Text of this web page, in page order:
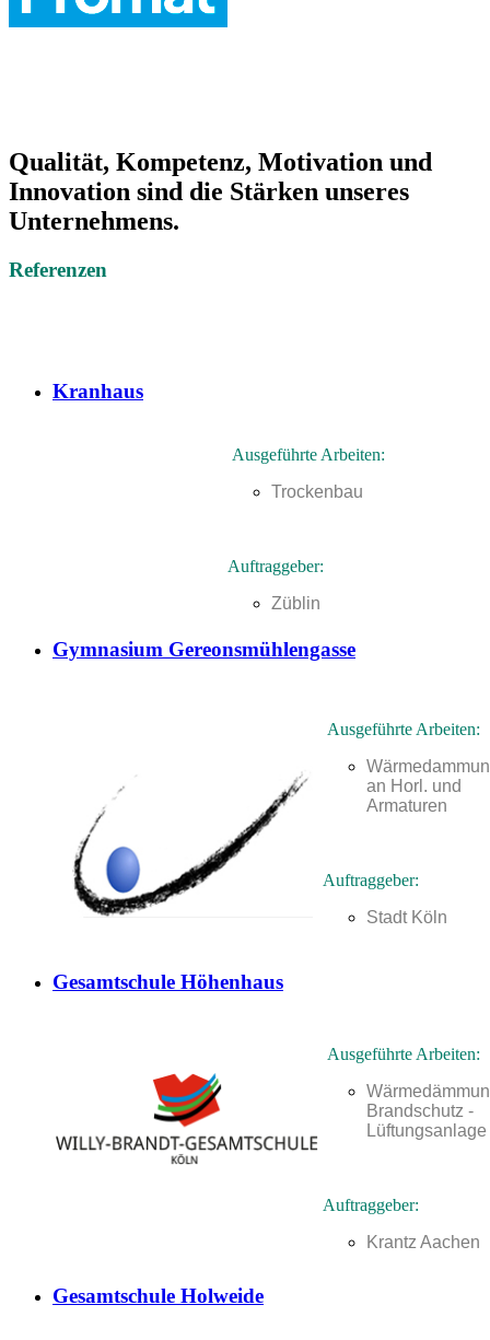
Qualität, Kompetenz, Motivation und
Innovation sind die Stärken unseres
Unternehmens.
Referenzen
Kranhaus
Ausgeführte Arbeiten:
Trockenbau
Auftraggeber:
Züblin
Gymnasium Gereonsmühlengasse
Ausgeführte Arbeiten:
an Horl. und
Armaturen
Auftraggeber:
Stadt Köln
Gesamtschule Höhenhaus
Ausgeführte Arbeiten:
Brandschutz -
Lüftungsanlage
Auftraggeber:
Krantz Aachen
Gesamtschule Holweide